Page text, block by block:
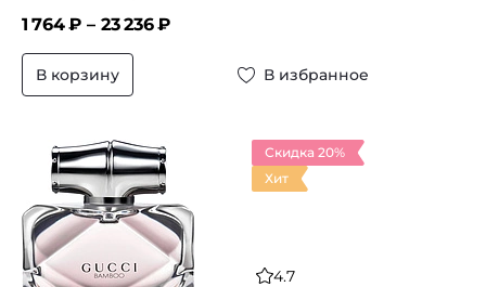
1 764₽ – 23 236₽
В корзину В избранное
Скидка 20%
Хит
4.7